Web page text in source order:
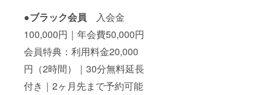
●ブラック会員 入会金
100,000円｜年会費50,000円
会員特典：利用料金20,000
円（2時間）｜30分無料延長
付き｜2ヶ月先まで予約可能